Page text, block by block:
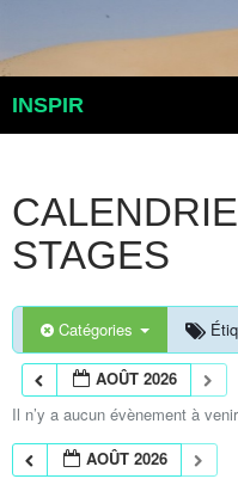
INSPIR
STAGES
Catégories
AOÛT 2026
Il n’y a aucun évènement à
AOÛT 2026